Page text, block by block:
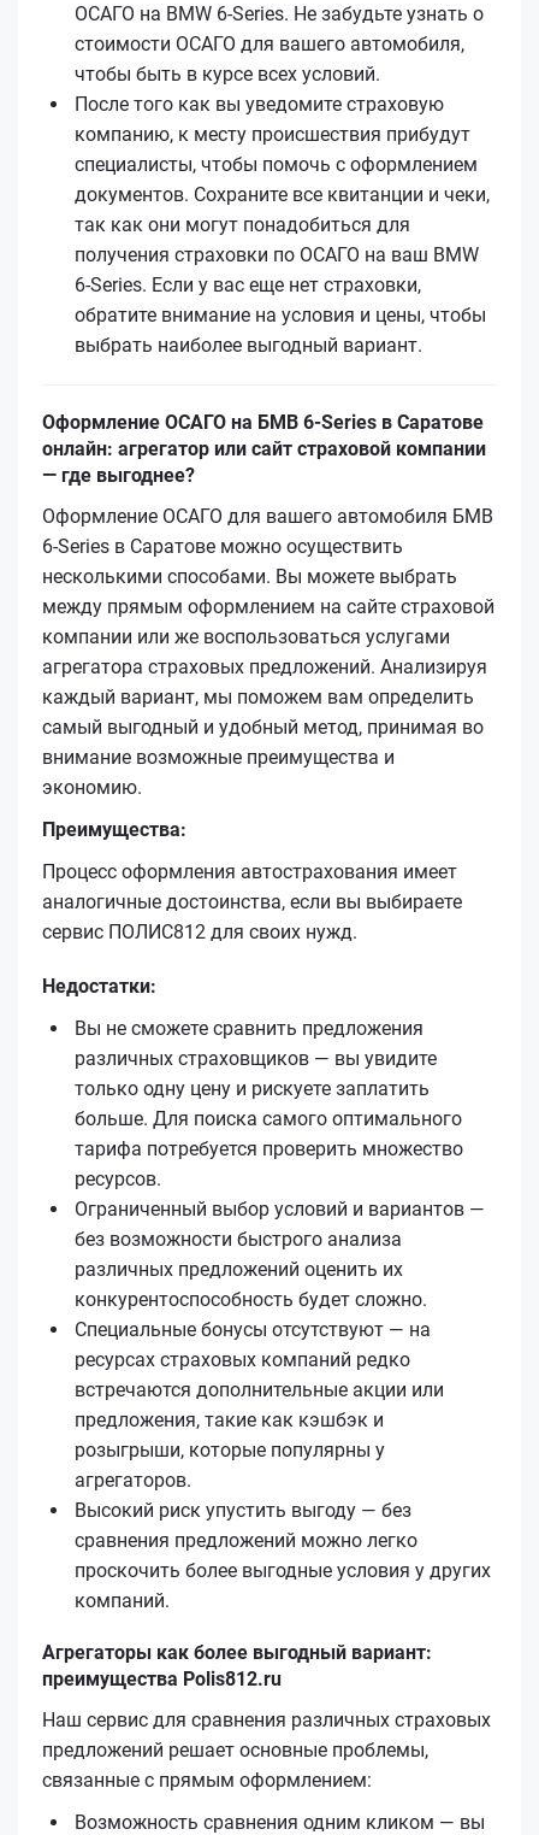
ОСАГО на BMW 6-Series. Не забудьте узнать о
стоимости ОСАГО для вашего автомобиля,
чтобы быть в курсе всех условий.
После того как вы уведомите страховую
компанию, к месту происшествия прибудут
специалисты, чтобы помочь с оформлением
документов. Сохраните все квитанции и чеки,
так как они могут понадобиться для
получения страховки по ОСАГО на ваш BMW
6-Series. Если у вас еще нет страховки,
обратите внимание на условия и цены, чтобы
выбрать наиболее выгодный вариант.
Оформление ОСАГО на БМВ 6-Series в Саратове
онлайн: агрегатор или сайт страховой компании
— где выгоднее?
Оформление ОСАГО для вашего автомобиля БМВ
6-Series в Саратове можно осуществить
несколькими способами. Вы можете выбрать
между прямым оформлением на сайте страховой
компании или же воспользоваться услугами
агрегатора страховых предложений. Анализируя
каждый вариант, мы поможем вам определить
самый выгодный и удобный метод, принимая во
внимание возможные преимущества и
экономию.
Преимущества:
Процесс оформления автострахования имеет
аналогичные достоинства, если вы выбираете
сервис ПОЛИС812 для своих нужд.
Недостатки:
Вы не сможете сравнить предложения
различных страховщиков — вы увидите
только одну цену и рискуете заплатить
больше. Для поиска самого оптимального
тарифа потребуется проверить множество
ресурсов.
Ограниченный выбор условий и вариантов —
без возможности быстрого анализа
различных предложений оценить их
конкурентоспособность будет сложно.
Специальные бонусы отсутствуют — на
ресурсах страховых компаний редко
встречаются дополнительные акции или
предложения, такие как кэшбэк и
розыгрыши, которые популярны у
агрегаторов.
Высокий риск упустить выгоду — без
сравнения предложений можно легко
проскочить более выгодные условия у других
компаний.
Агрегаторы как более выгодный вариант:
преимущества Polis812.ru
Наш сервис для сравнения различных страховых
предложений решает основные проблемы,
связанные с прямым оформлением:
Возможность сравнения одним кликом — вы